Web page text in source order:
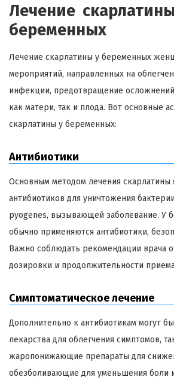
Лечение
беременных
Лечение скарлатины у беременных
мероприятий, направленных на
инфекции, предотвращение
как матери, так и плода. Вот основные
скарлатины у беременных:
Антибиотики
Основным методом лечения скарлатины
антибиотиков для уничтожения
pyogenes, вызывающей заболевание. У
обычно применяются антибиотики,
Важно соблюдать рекомендации врача
дозировки и продолжительности
Симптоматическое лечение
Дополнительно к антибиотикам могут
лекарства для облегчения симптомов,
жаропонижающие препараты для
обезболивающие для уменьшения боли